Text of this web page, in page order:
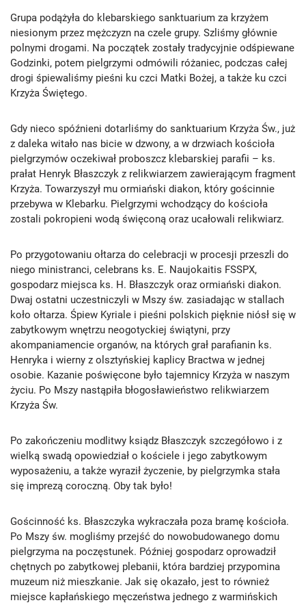
Grupa podążyła do klebarskiego sanktuarium za krzyżem
niesionym przez mężczyzn na czele grupy. Szliśmy głównie
polnymi drogami. Na początek zostały tradycyjnie odśpiewane
Godzinki, potem pielgrzymi odmówili różaniec, podczas całej
drogi śpiewaliśmy pieśni ku czci Matki Bożej, a także ku czci
Krzyża Świętego.
Gdy nieco spóźnieni dotarliśmy do sanktuarium Krzyża Św., już
z daleka witało nas bicie w dzwony, a w drzwiach kościoła
pielgrzymów oczekiwał proboszcz klebarskiej parafii – ks.
prałat Henryk Błaszczyk z relikwiarzem zawierającym fragment
Krzyża. Towarzyszył mu ormiański diakon, który gościnnie
przebywa w Klebarku. Pielgrzymi wchodzący do kościoła
zostali pokropieni wodą święconą oraz ucałowali relikwiarz.
Po przygotowaniu ołtarza do celebracji w procesji przeszli do
niego ministranci, celebrans ks. E. Naujokaitis FSSPX,
gospodarz miejsca ks. H. Błaszczyk oraz ormiański diakon.
Dwaj ostatni uczestniczyli w Mszy św. zasiadając w stallach
koło ołtarza. Śpiew Kyriale i pieśni polskich pięknie niósł się w
zabytkowym wnętrzu neogotyckiej świątyni, przy
akompaniamencie organów, na których grał parafianin ks.
Henryka i wierny z olsztyńskiej kaplicy Bractwa w jednej
osobie. Kazanie poświęcone było tajemnicy Krzyża w naszym
życiu. Po Mszy nastąpiła błogosławieństwo relikwiarzem
Krzyża Św.
Po zakończeniu modlitwy ksiądz Błaszczyk szczegółowo i z
wielką swadą opowiedział o kościele i jego zabytkowym
wyposażeniu, a także wyraził życzenie, by pielgrzymka stała
się imprezą coroczną. Oby tak było!
Gościnność ks. Błaszczyka wykraczała poza bramę kościoła.
Po Mszy św. mogliśmy przejść do nowobudowanego domu
pielgrzyma na poczęstunek. Później gospodarz oprowadził
chętnych po zabytkowej plebanii, która bardziej przypomina
muzeum niż mieszkanie. Jak się okazało, jest to również
miejsce kapłańskiego męczeństwa jednego z warmińskich